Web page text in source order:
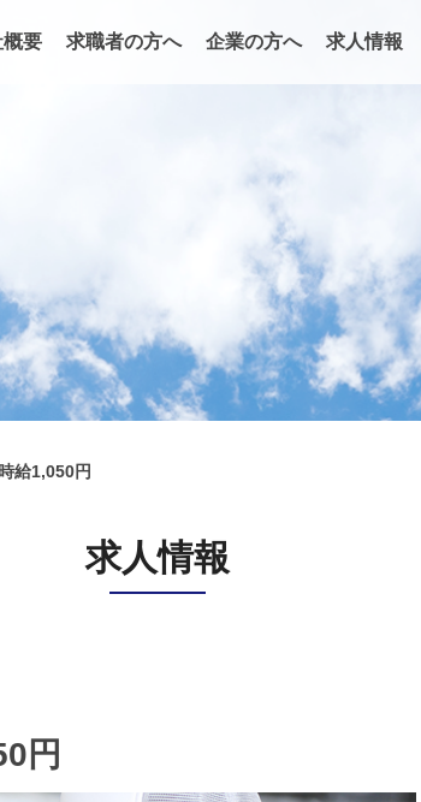
要 求職者の方へ 企業の方へ 求人情報
給1,050円
求人情報
円